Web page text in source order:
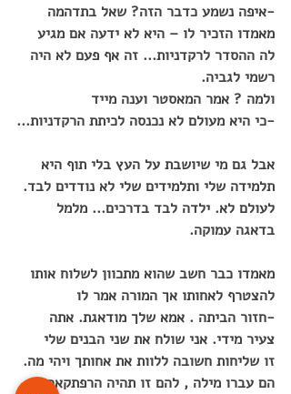
-איפה נשמע כדבר הזה? שאל בתדהמה
מאמדו הזכיר לו – היא לא ידעה אם מגיע
לה ההסדר לרקדניות... זה אף פעם לא היה
רשמי לגביה.
ולמה ? אמר המאסטר וענה מייד
-כי היא מעולם לא נכנסה לכיתת הרקדניות...
אבל גם מי שיושבת על העץ בלי תוף היא
תלמידה שלי ותלמידים שלי לא נודדים לבד.
לעולם לא. ילדה לבד בדרכים... מלמל
בדאגה עמוקה.
מאמדו כבר חשב שהוא מתכוון לשלוח אותו
להצטרף לאחותו אך המורה אמר לו
-חזור הביתה . אמא שלך מודאגת. אתה
צעיר מידי. אני שולח את שני הבנים שלי
זו שליחות חשובה ללוות את אחותך ויהי מה.
הם עברו מילה , להם זו תהיה הרפתקאה.